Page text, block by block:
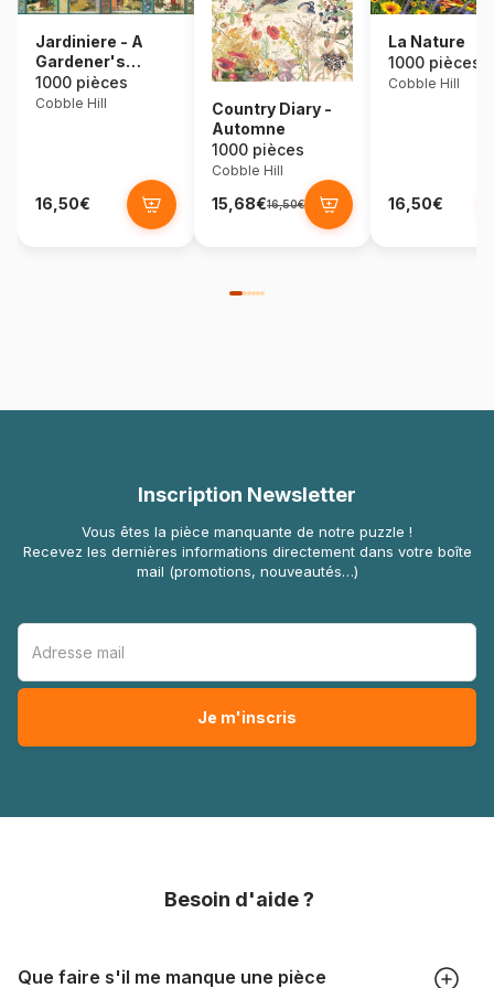
Jardiniere - A
Gardener's
Calendar
1000 pièces
Cobble Hill
16,50€
Country Diary -
Automne
1000 pièces
Cobble Hill
15,68€16,50€
La Nature
1000 pièces
Cobble Hill
16,50€
Inscription Newsletter
Vous êtes la pièce manquante de notre puzzle !
Recevez les dernières informations directement dans votre boîte
mail (promotions, nouveautés…)
Besoin d'aide ?
Que faire s'il me manque une pièce